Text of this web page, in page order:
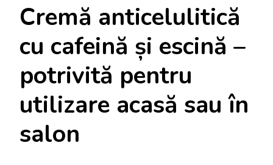
Cremă anticelulitică
cu cafeină și escină –
potrivită pentru
utilizare acasă sau în
salon